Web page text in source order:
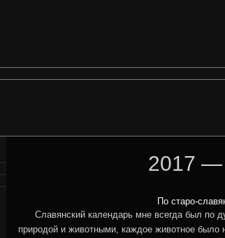
2017 —
По старо-
Славянский календарь мне всегда был по
природой и животными, каждое животное было